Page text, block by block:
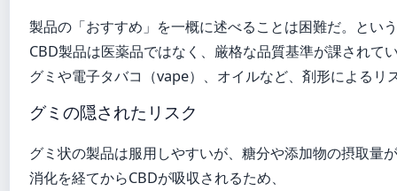
製品の「おすすめ」を一概に述べることは困難だ。とい
CBD製品は医薬品ではなく、厳格な品質基準が課されて
グミや電子タバコ（vape）、オイルなど、剤形によるリ
グミの隠されたリスク
グミ状の製品は服用しやすいが、糖分や添加物の摂取量
消化を経てからCBDが吸収されるため、